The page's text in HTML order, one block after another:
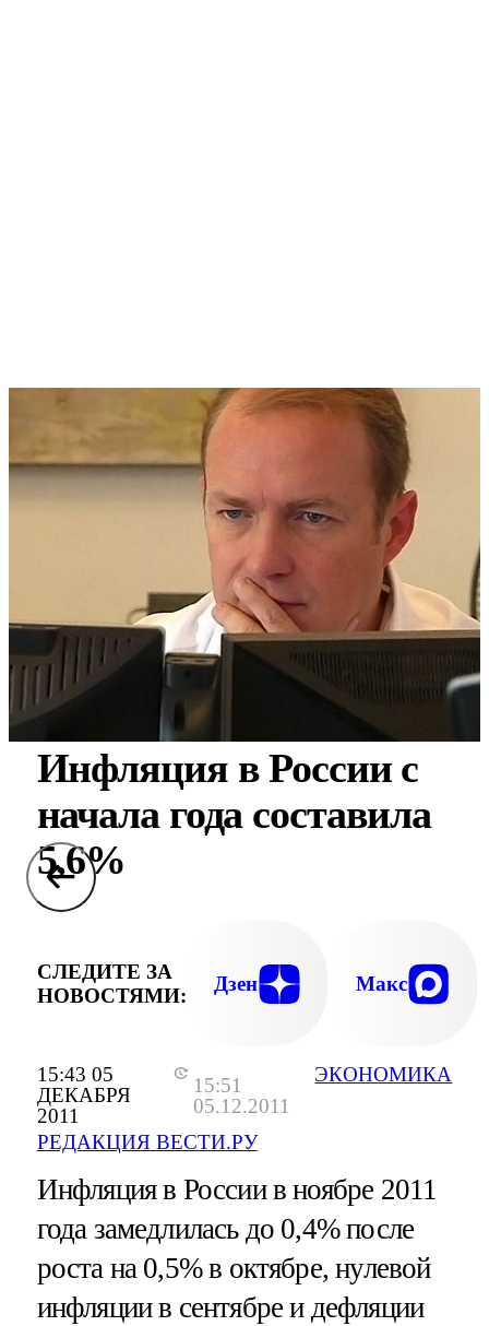
15:43 05
ДЕКАБРЯ
2011
15:51
05.12.2011
РЕДАКЦИЯ ВЕСТИ.РУ
ЭКОНОМИКА
Инфляция в России с
начала года составила
5,6%
СЛЕДИТЕ ЗА
НОВОСТЯМИ:
Дзен Макс
Инфляция в России в ноябре 2011
года замедлилась до 0,4% после
роста на 0,5% в октябре, нулевой
инфляции в сентябре и дефляции